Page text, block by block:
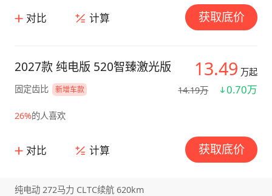
对比 计算 获取底价
13.49 万起
14.19万
0.70万
2027款 纯电版 520智臻激光版
固定齿比 新增车款
26%的人喜欢
对比 计算 获取底价
纯电动 272马力 CLTC续航 620km